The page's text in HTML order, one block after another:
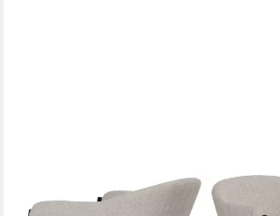
Armlehnstuhl (Set, 2 St), Oeko-Tex zertifiziert